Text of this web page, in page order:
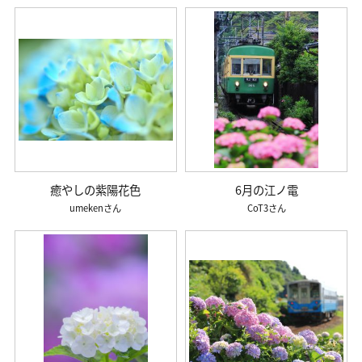
癒やしの紫陽花色
umeken
6月の江ノ電
CoT3